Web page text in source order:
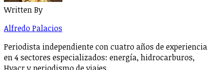
Written By
Alfredo Palacios
Periodista independiente con cuatro años de experiencia
en 4 sectores especializados: energía, hidrocarburos,